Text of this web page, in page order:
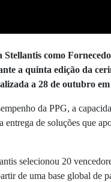
como
a quinta edição da
a 28 de outubro
da PPG, a
de soluções que
selecionou 20
de uma base global de